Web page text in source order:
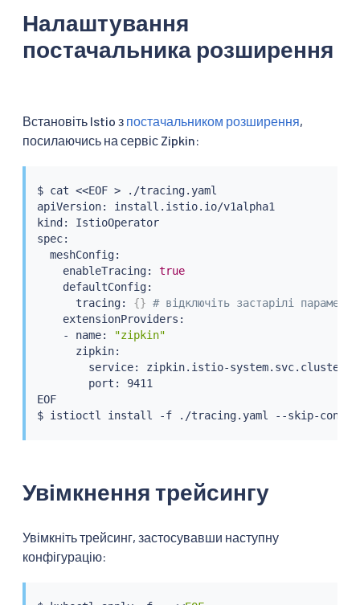
Налаштування
постачальника розширення
Встановіть Istio з постачальником розширення,
посилаючись на сервіс Zipkin:
$ cat <<EOF > ./tracing.yaml
apiVersion: install.istio.io/v1alpha1
kind: IstioOperator
spec:
  meshConfig:
    enableTracing:
true
    defaultConfig:
      tracing:
{} # відключіть застарілі
    extensionProviders:
    - name:
"zipkin"
      zipkin:
service: zipkin.istio-
        port: 9411
EOF
$ istioctl install
Увімкнення трейсингу
Увімкніть трейсинг, застосувавши наступну
конфігурацію: